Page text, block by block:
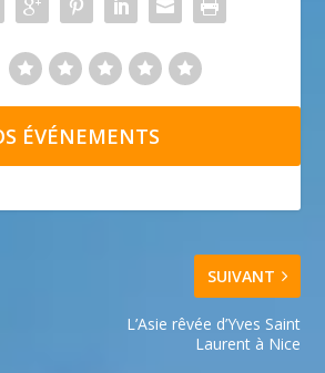
ÉVÉNEMENTS
SUIVANT
L’Asie rêvée d’Yves Saint
Laurent à Nice